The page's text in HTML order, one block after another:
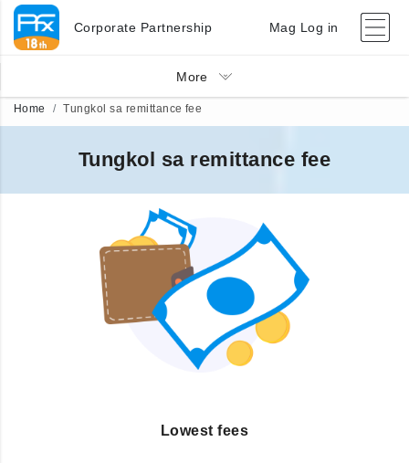
Corporate Partnership Mag Log in
More
Home Tungkol sa remittance fee
Tungkol sa remittance fee
Lowest fees